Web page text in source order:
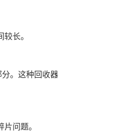
长。
。这种回收器
问题。